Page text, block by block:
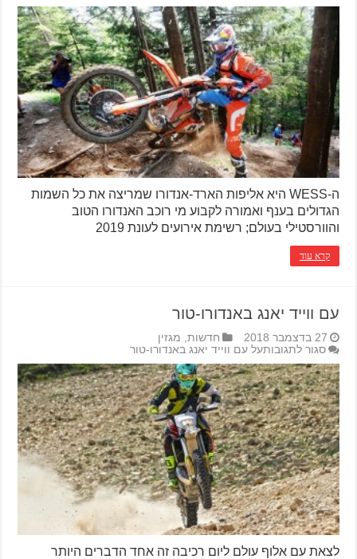
ה-WESS היא אליפות הארד-אנדורו שמריצה את כל השמות
הגדולים בענף ואמורה לקבוע מי רוכב האנדורו הטוב
והוורסטילי בעולם; רשימת אירועים לעונת 2019
קרא עוד
עם ווייד יאנג באנדורו-טור
27 בדצמבר 2018 חדשות, מגזין
סגור לתגובותעל עם ווייד יאנג באנדורו-טור
לצאת עם אלוף עולם ליום רכיבה זה אחד הדברים היותר